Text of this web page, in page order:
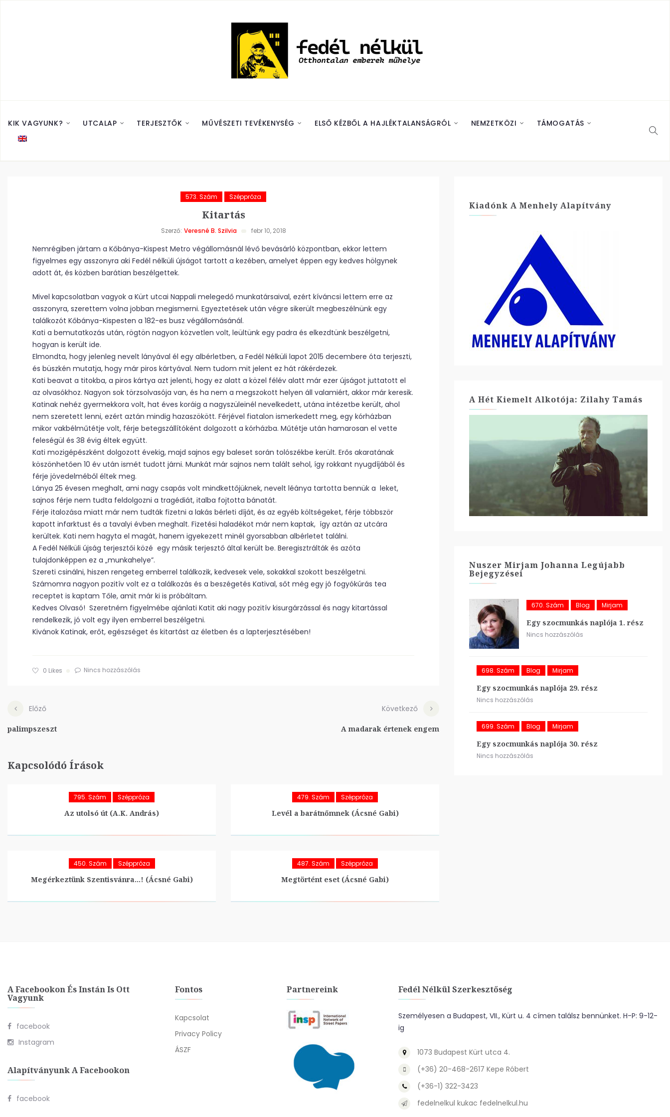
KIK VAGYUNK? UTCALAP TERJESZTŐK MŰVÉSZETI TEVÉKENYSÉG ELSŐ KÉZBŐL A HAJLÉKTALANSÁGRÓL NEMZETKÖZI TÁMOGATÁS
573. Szám Széppróza
Kitartás
Szerző: Veresné B. Szilvia febr 10, 2018
Nemrégiben jártam a Kőbánya-Kispest Metro végállomásnál lévő bevásárló központban, ekkor lettem
figyelmes egy asszonyra aki Fedél nélküli újságot tartott a kezében, amelyet éppen egy kedves hölgynek
adott át, és közben barátian beszélgettek.
Mivel kapcsolatban vagyok a Kürt utcai Nappali melegedő munkatársaival, ezért kíváncsi lettem erre az
asszonyra, szerettem volna jobban megismerni. Egyeztetések után végre sikerült megbeszélnünk egy
találkozót Kőbánya-Kispesten a 182-es busz végállomásánál.
Kati a bemutatkozás után, rögtön nagyon közvetlen volt, leültünk egy padra és elkezdtünk beszélgetni,
hogyan is került ide.
Elmondta, hogy jelenleg nevelt lányával él egy albérletben, a Fedél Nélküli lapot 2015 decembere óta terjeszti,
és büszkén mutatja, hogy már piros kártyával. Nem tudom mit jelent ez hát rákérdezek.
Kati beavat a titokba, a piros kártya azt jelenti, hogy ez alatt a közel félév alatt már ezer újságot juttatott el
az olvasókhoz. Nagyon sok törzsolvasója van, és ha nem a megszokott helyen áll valamiért, akkor már keresik.
Katinak nehéz gyermekkora volt, hat éves koráig a nagyszüleinél nevelkedett, utána intézetbe került, ahol
nem szeretett lenni, ezért aztán mindig hazaszökött. Férjével fiatalon ismerkedett meg, egy kórházban
mikor vakbélműtétje volt, férje betegszállítóként dolgozott a kórházba. Műtétje után hamarosan el vette
feleségül és 38 évig éltek együtt.
Kati mozigépészként dolgozott évekig, majd sajnos egy baleset során tolószékbe került. Erős akaratának
köszönhetően 10 év után ismét tudott járni. Munkát már sajnos nem talált sehol, így rokkant nyugdíjából és
férje jövedelméből éltek meg.
Lánya 25 évesen meghalt, ami nagy csapás volt mindkettőjüknek, nevelt léánya tartotta bennük a leket,
sajnos férje nem tudta feldolgozni a tragédiát, italba fojtotta bánatát.
Férje italozása miatt már nem tudták fizetni a lakás bérleti díját, és az egyéb költségeket, férje többször
kapott infarktust és a tavalyi évben meghalt. Fizetési haladékot már nem kaptak, így aztán az utcára
kerültek. Kati nem hagyta el magát, hanem igyekezett minél gyorsabban albérletet találni.
A Fedél Nélküli újság terjesztői közé egy másik terjesztő által került be. Beregisztrálták és azóta
tulajdonképpen ez a „munkahelye”.
Szereti csinálni, hiszen rengeteg emberrel találkozik, kedvesek vele, sokakkal szokott beszélgetni.
Számomra nagyon pozitív volt ez a találkozás és a beszégetés Katival, sőt még egy jó fogyókúrás tea
receptet is kaptam Tőle, amit már ki is próbáltam.
Kedves Olvasó! Szeretném figyelmébe ajánlati Katit aki nagy pozitív kisurgárzással és nagy kitartással
rendelkezik, jó volt egy ilyen emberrel beszélgetni.
Kivánok Katinak, erőt, egészséget és kitartást az életben és a lapterjesztésében!
0 Likes Nincs hozzászólás
Előző
palimpszeszt
Következő
A madarak értenek engem
Kapcsolódó Írások
795. Szám Széppróza
Az utolsó út (A.K. András)
479. Szám Széppróza
Levél a barátnőmnek (Ácsné Gabi)
450. Szám Széppróza
Megérkeztünk Szentisvánra…! (Ácsné Gabi)
487. Szám Széppróza
Megtörtént eset (Ácsné Gabi)
Kiadónk A Menhely Alapítvány
A Hét Kiemelt Alkotója: Zilahy Tamás
Nuszer Mirjam Johanna Legújabb
Bejegyzései
670. Szám Blog Mirjam
Egy szocmunkás naplója 1. rész
Nincs hozzászólás
698. Szám Blog Mirjam
Egy szocmunkás naplója 29. rész
Nincs hozzászólás
699. Szám Blog Mirjam
Egy szocmunkás naplója 30. rész
Nincs hozzászólás
A Facebookon És Instán Is Ott
Vagyunk
facebook
Instagram
Alapítványunk A Facebookon
facebook
Fontos
Kapcsolat
Privacy Policy
ÁSZF
Partnereink Fedél Nélkül Szerkesztőség
Személyesen a Budapest, VII., Kürt u. 4 címen találsz bennünket. H-P: 9-12-
ig
1073 Budapest Kürt utca 4.
(+36) 20-468-2617 Kepe Róbert
(+36-1) 322-3423
fedelnelkul kukac fedelnelkul.hu